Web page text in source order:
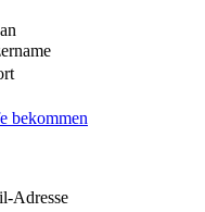
bekommen
Adresse